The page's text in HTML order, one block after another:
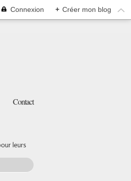
Connexion + Créer mon blog
Contact
leurs